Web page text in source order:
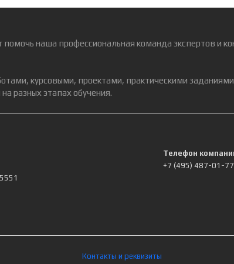
наша профессиональная команда экспертов и
курсовыми, проектами, практическими
разных этапах обучения.
Телефон
+7 (495) 487-01-77
Контакты и реквизиты